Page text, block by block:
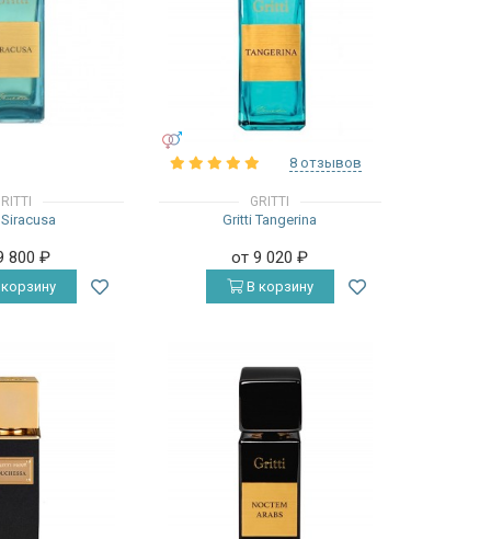
800₽
8 отзывов
GRITTI
Gritti Tangerina
от 9 020₽
В корзину